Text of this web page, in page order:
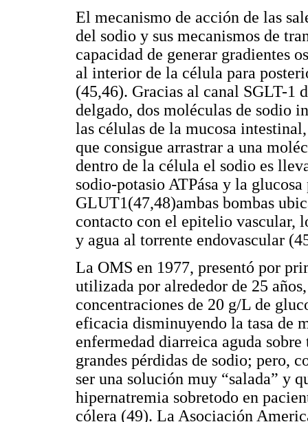
El mecanismo de acción de las
del sodio y sus mecanismos de
capacidad de generar gradientes
al interior de la célula para
(45,46). Gracias al canal SGLT-1
delgado, dos moléculas de sodio
las células de la mucosa
que consigue arrastrar a una
dentro de la célula el sodio es
sodio-potasio ATPása y la
GLUT1(47,48)ambas bombas
contacto con el epitelio vascular,
y agua al torrente endovascular
La OMS en 1977, presentó por
utilizada por alrededor de 25
concentraciones de 20 g/L de
eficacia disminuyendo la tasa de
enfermedad diarreica aguda
grandes pérdidas de sodio; pero,
ser una solución muy “salada” y
hipernatremia sobretodo en
cólera (49). La Asociación